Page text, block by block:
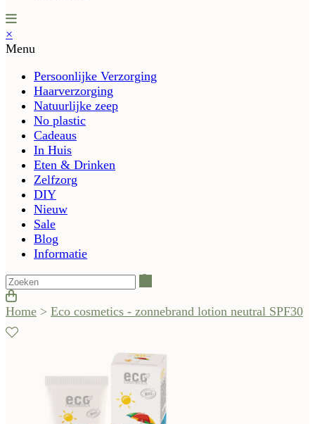
×
Menu
Persoonlijke Verzorging
Haarverzorging
Natuurlijke zeep
No plastic
Cadeaus
In Huis
Eten & Drinken
Zelfzorg
DIY
Nieuw
Sale
Blog
Informatie
Home > Eco cosmetics - zonnebrand lotion neutral SPF30